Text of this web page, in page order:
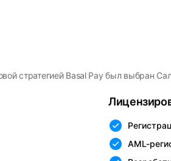
стратегией Basal Pay был выбран
AML-